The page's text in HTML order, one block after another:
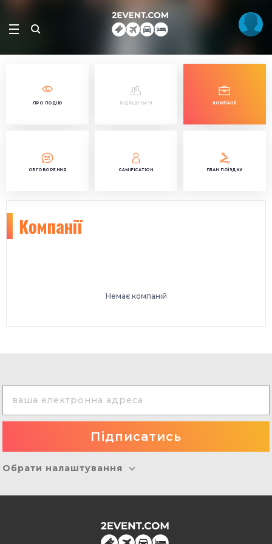
ПРО ПОДІЮ ВІДВІДУВАЧІ КОМПАНІЇ
ОБГОВОРЕННЯ GAMIFICATION ПЛАН ПОЇЗДКИ
Компанії
Немає компаній
Обрати налаштування